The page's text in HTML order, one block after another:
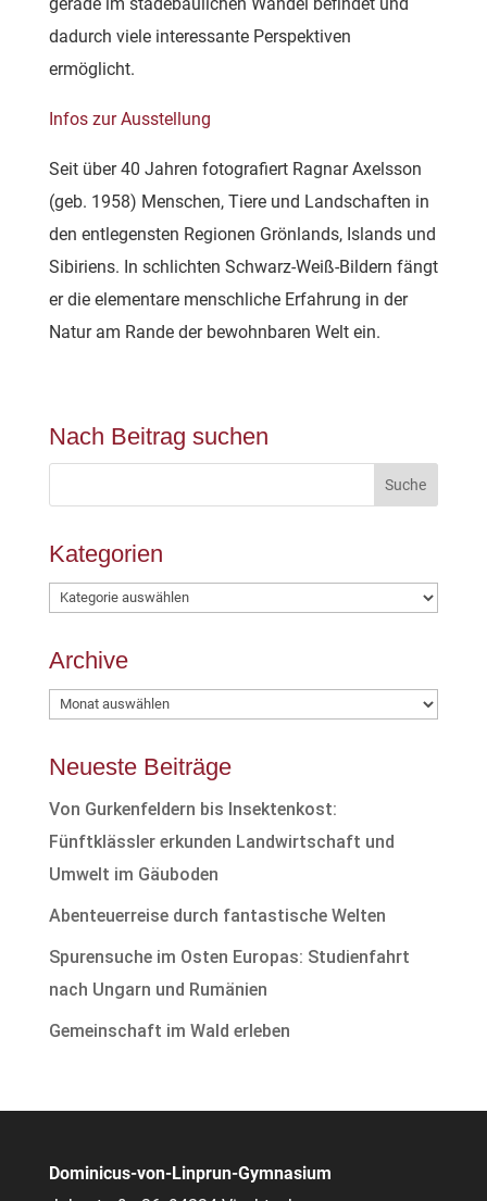
dadurch viele interessante Perspektiven
ermöglicht.
Infos zur Ausstellung
Seit über 40 Jahren fotografiert Ragnar Axelsson
(geb. 1958) Menschen, Tiere und Landschaften in
den entlegensten Regionen Grönlands, Islands und
Sibiriens. In schlichten Schwarz-Weiß-Bildern fängt
er die elementare menschliche Erfahrung in der
Natur am Rande der bewohnbaren Welt ein.
Nach Beitrag suchen
Kategorien
Kategorien
Archive
Archive
Neueste Beiträge
Von Gurkenfeldern bis Insektenkost:
Fünftklässler erkunden Landwirtschaft und
Umwelt im Gäuboden
Abenteuerreise durch fantastische Welten
Spurensuche im Osten Europas: Studienfahrt
nach Ungarn und Rumänien
Gemeinschaft im Wald erleben
Dominicus-von-Linprun-Gymnasium